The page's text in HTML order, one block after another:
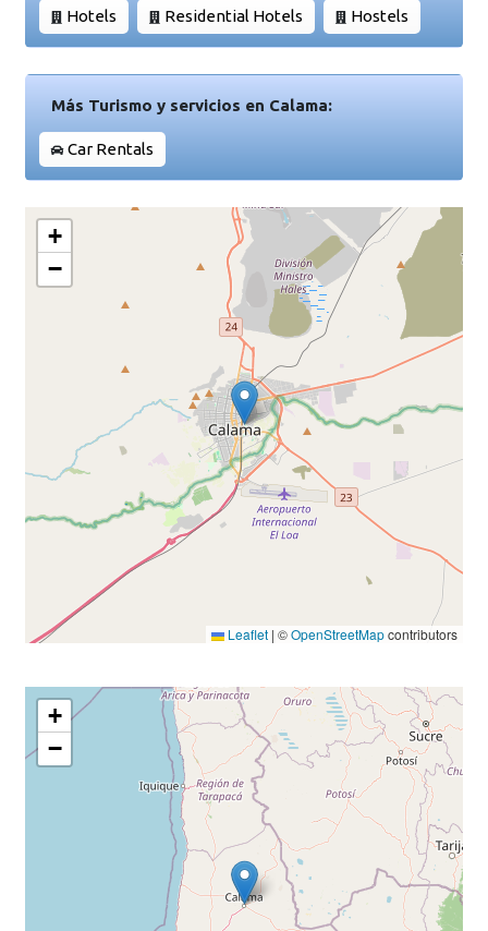
Hotels Residential Hotels Hostels
Más Turismo y servicios en Calama:
Car Rentals
+
−
Leaflet | ©OpenStreetMapcontributors
+
−